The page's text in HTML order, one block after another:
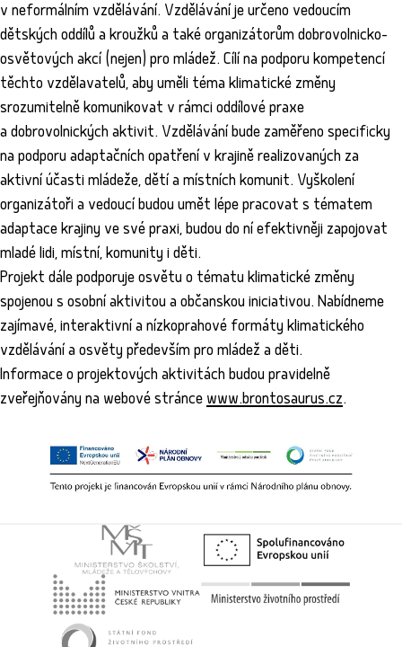
v neformálním vzdělávání. Vzdělávání je určeno vedoucím
dětských oddílů a kroužků a také organizátorům dobrovolnicko-
osvětových akcí (nejen) pro mládež. Cílí na podporu kompetencí
těchto vzdělavatelů, aby uměli téma klimatické změny
srozumitelně komunikovat v rámci oddílové praxe
a dobrovolnických aktivit. Vzdělávání bude zaměřeno specificky
na podporu adaptačních opatření v krajině realizovaných za
aktivní účasti mládeže, dětí a místních komunit. Vyškolení
organizátoři a vedoucí budou umět lépe pracovat s tématem
adaptace krajiny ve své praxi, budou do ní efektivněji zapojovat
mladé lidi, místní, komunity i děti.
Projekt dále podporuje osvětu o tématu klimatické změny
spojenou s osobní aktivitou a občanskou iniciativou. Nabídneme
zajímavé, interaktivní a nízkoprahové formáty klimatického
vzdělávání a osvěty především pro mládež a děti.
Informace o projektových aktivitách budou pravidelně
zveřejňovány na webové stráncewww.brontosaurus.cz.